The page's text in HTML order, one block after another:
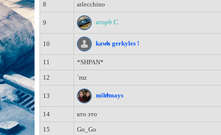
8 arlecchino
9 uropb C.
10 kawa gerkyles !
11 *SHPAN*
12 `mz
13 mikimays
14 кто это
15 Go_Go